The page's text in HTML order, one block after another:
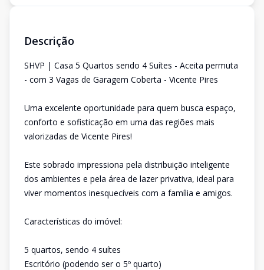
Descrição
SHVP | Casa 5 Quartos sendo 4 Suítes - Aceita permuta
- com 3 Vagas de Garagem Coberta - Vicente Pires
Uma excelente oportunidade para quem busca espaço,
conforto e sofisticação em uma das regiões mais
valorizadas de Vicente Pires!
Este sobrado impressiona pela distribuição inteligente
dos ambientes e pela área de lazer privativa, ideal para
viver momentos inesquecíveis com a família e amigos.
Características do imóvel:
5 quartos, sendo 4 suítes
Escritório (podendo ser o 5º quarto)